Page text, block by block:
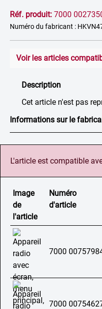
Réf. produit: 7000
Numéro du fabricant :
Voir les articles
Description
Cet article n'est pas
Informations sur le
L'article est compatible
Image
de
l'article
Numéro
d'article
7000
7000